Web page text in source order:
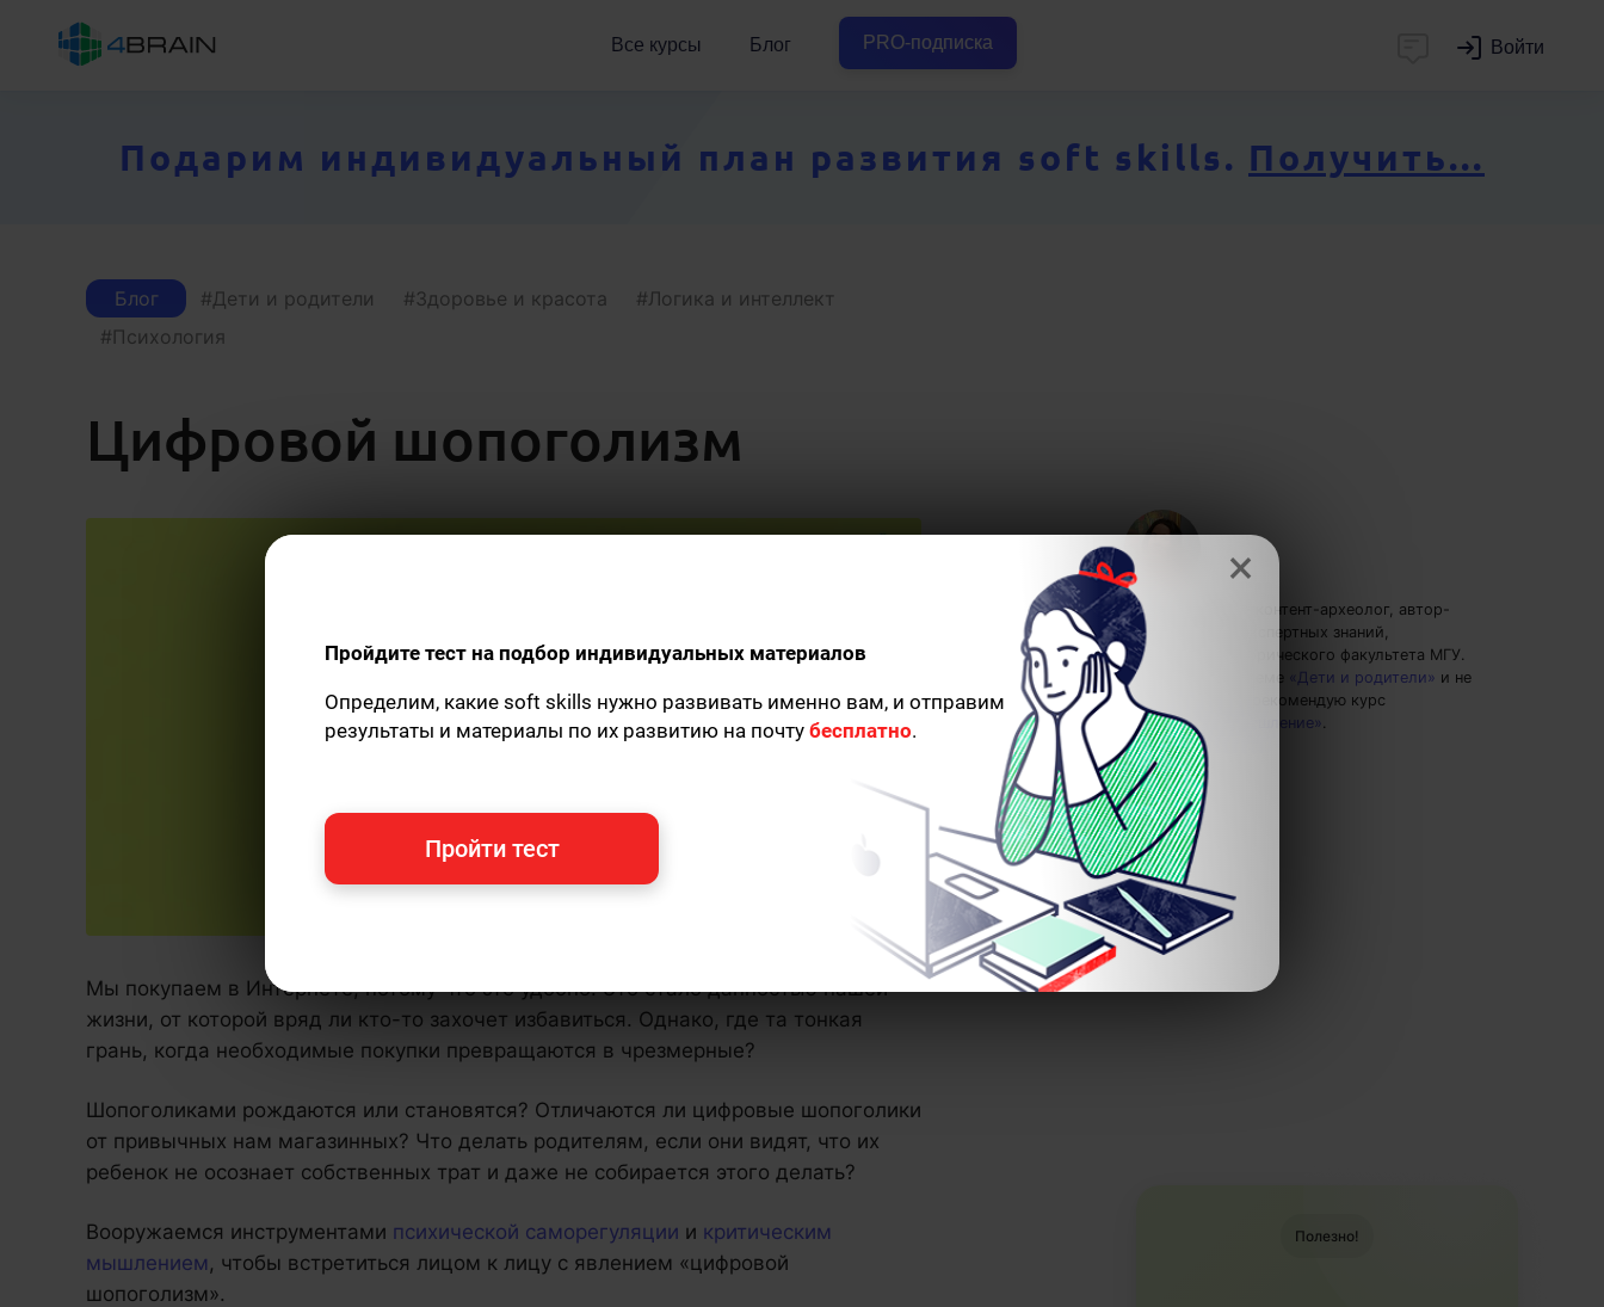
Все курсы Блог PRO-подписка Войти
Подарим индивидуальный план развития soft skills. Получить...
Блог Дети и родители Здоровье и красота
Логика и интеллект
Психология
Цифровой шопоголизм
Мария Голова
— контент-археолог, автор-
популяризатор экспертных знаний,
выпускница Исторического факультета МГУ.
Пишу статьи по теме
«Дети и родители» и не
только, а также рекомендую курс
«Критическое мышление».
Мы покупаем в Интернете, потому что это удобно. Это стало данностью нашей
жизни, от которой вряд ли кто-то захочет избавиться. Однако, где та тонкая
грань, когда необходимые покупки превращаются в чрезмерные?
Шопоголиками рождаются или становятся? Отличаются ли цифровые шопоголики
от привычных нам магазинных? Что делать родителям, если они видят, что их
ребенок не осознает собственных трат и даже не собирается этого делать?
Вооружаемся инструментами психической саморегуляции и критическим
мышлением , чтобы встретиться лицом к лицу с явлением «цифровой
шопоголизм».
Полезно!
×
Пройдите тест на подбор индивидуальных материалов
Определим, какие soft skills нужно развивать именно вам, и отправим
результаты и материалы по их развитию на почту бесплатно.
Пройти тест